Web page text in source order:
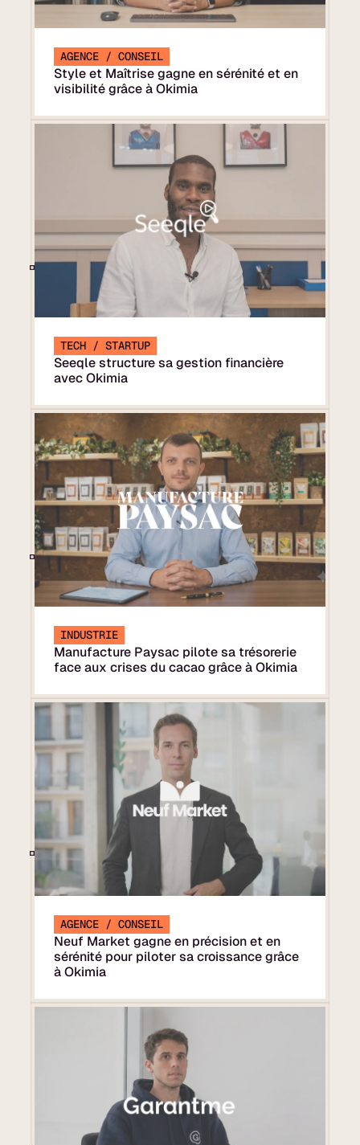
AGENCE / CONSEIL
Style et Maîtrise gagne en sérénité et en
visibilité grâce à Okimia
TECH / STARTUP
Seeqle structure sa gestion financière
avec Okimia
INDUSTRIE
Manufacture Paysac pilote sa trésorerie
face aux crises du cacao grâce à Okimia
AGENCE / CONSEIL
Neuf Market gagne en précision et en
sérénité pour piloter sa croissance grâce
à Okimia